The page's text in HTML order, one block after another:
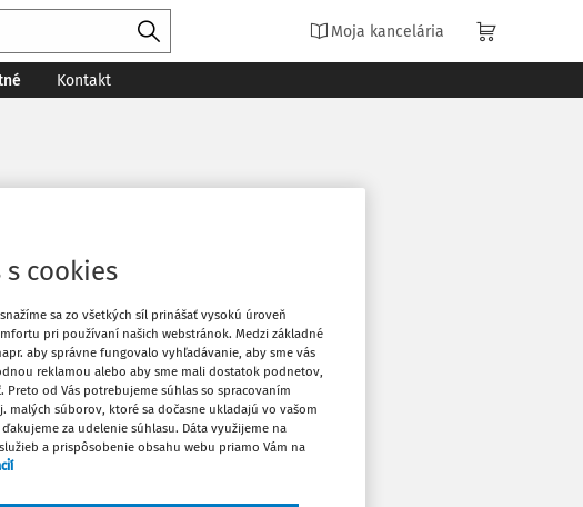
Moja kancelária
Kontakt
Prihláste sa
Vytlačiť
Obľúbené
Stiahnuť
s cookies
sa zo všetkých síl prinášať vysokú úroveň
pri používaní našich webstránok. Medzi základné
aby správne fungovalo vyhľadávanie, aby sme vás
reklamou alebo aby sme mali dostatok podnetov,
Preto od Vás potrebujeme súhlas so spracovaním
malých súborov, ktoré sa dočasne ukladajú vo vašom
za udelenie súhlasu. Dáta využijeme na
a prispôsobenie obsahu webu priamo Vám na